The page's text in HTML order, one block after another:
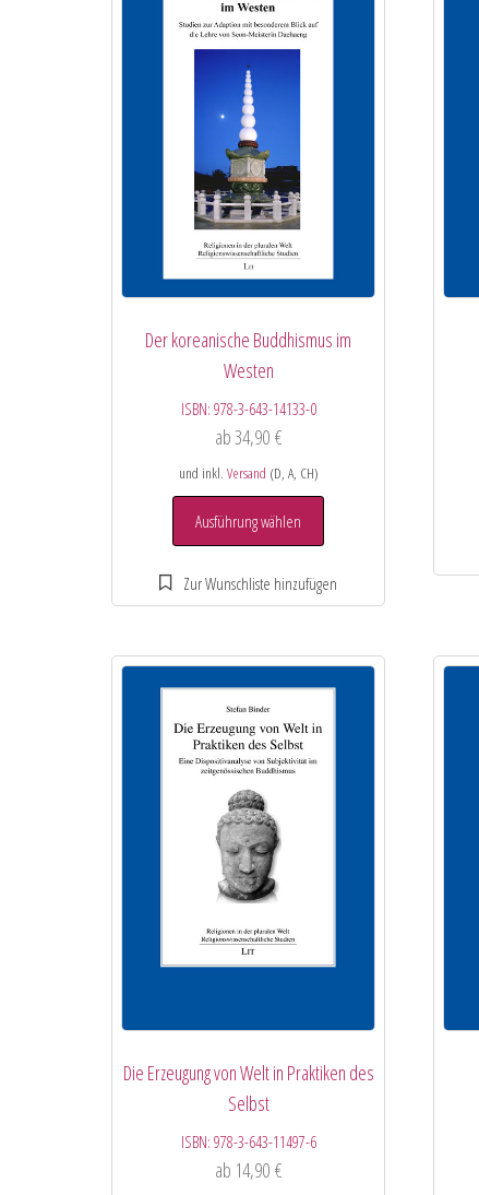
Der koreanische Buddhismus im
Westen
ISBN: 978-3-643-14133-0
ab34,90 €
und inkl. Versand (D, A, CH)
Ausführung wählen
Die Erzeugung von Welt in Praktiken des
Selbst
ISBN: 978-3-643-11497-6
ab 14,90 €